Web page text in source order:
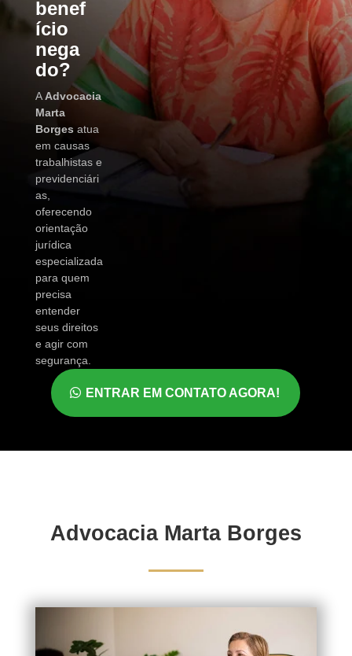
benef
ício
nega
do?
A Advocacia
Marta
Borges atua
em causas
trabalhistas e
previdenciári
as,
oferecendo
orientação
jurídica
especializada
para quem
precisa
entender
seus direitos
e agir com
segurança.
ENTRAR EM CONTATO AGORA!
Advocacia Marta Borges